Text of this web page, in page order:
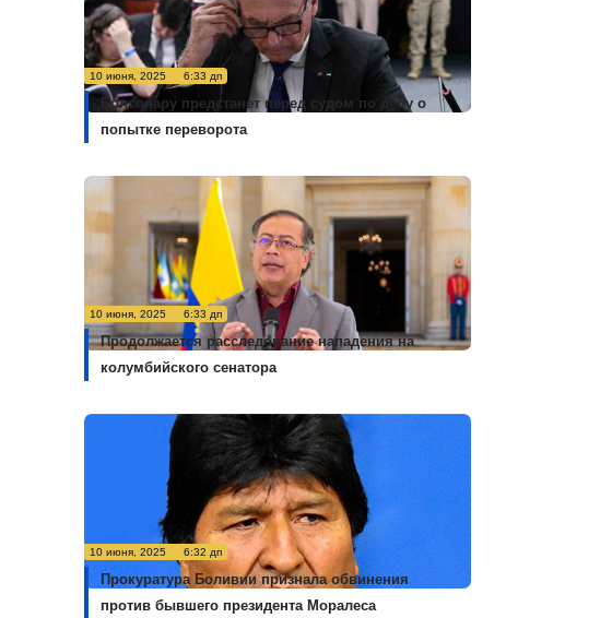
10 июня, 2025 6:33 дп
Болсонару предстанет перед судом по делу о
попытке переворота
10 июня, 2025 6:33 дп
Продолжается расследование нападения на
колумбийского сенатора
10 июня, 2025 6:32 дп
Прокуратура Боливии признала обвинения
против бывшего президента Моралеса